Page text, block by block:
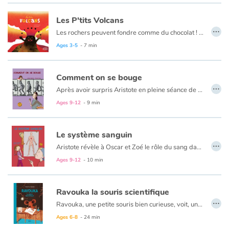
Les P'tits Volcans
Les rochers peuvent fondre comme du chocolat ! Pas dans nos casseroles, mais à des températures extrêmes sous l’écorce terrestre. Sous l’effet de la pression, elles remontent dans une cheminée et c’est l’éruption. Écoulement lent d’une lave épaisse ou explosion de fumées et cailloux, c’est une phénomène destructeur s’il se passe dans une zone habitée. Fort heureusement, certains volcans dorment tranquillement comme ceux de notre bonne vieille Auvergne...
Ages 3-5 - 7 min
…
Comment on se bouge
Après avoir surpris Aristote en pleine séance de stretching, Oscar et Zoé nous dévoilent tous les aspects du mouvement, les muscles, le squelette...
Ages 9-12 - 9 min
…
Le système sanguin
Aristote révèle à Oscar et Zoé le rôle du sang dans notre corps et le tortueux parcours qu’il emprunte pour remplir ses fonctions.
Ages 9-12 - 10 min
…
Ravouka la souris scientifique
Ravouka, une petite souris bien curieuse, voit, un jour, des racines percer le plafond de son terrier. Mais d’où viennent-elles ? Ravouka décide de prendre sa loupe, un cahier et des crayons pour partir en expédition et, ainsi, écrire sa propre encyclopédie. Des plantes, des larves d’insectes, la chaîne alimentaire, un herbier, une fourmilière, des plumes d’oiseaux… Le lecteur découvre la faune, la flore et les lois de la nature à travers ses yeux.
Ages 6-8 - 24 min
…